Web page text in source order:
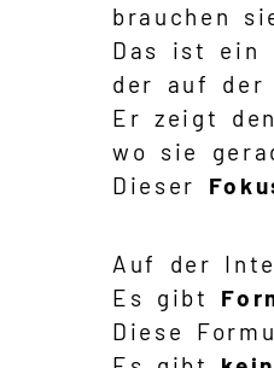
brauchen
Das ist ein
der auf der
Er zeigt
wo sie
Dieser
Auf der
Es gibt
Diese